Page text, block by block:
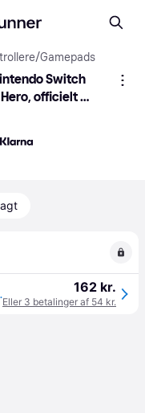
/Gamepads
Switch
officielt
- Nintendo Switch 162 kr.
Eller 3 betalinger af 54 kr.